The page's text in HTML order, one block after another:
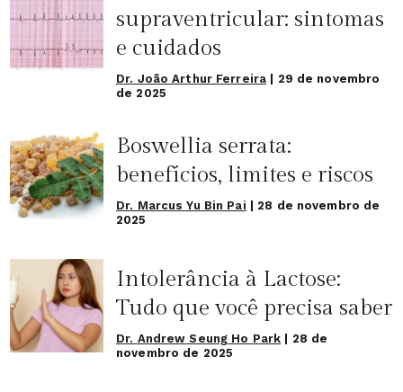
supraventricular: sintomas
e cuidados
Dr. João Arthur Ferreira
29 de novembro
de 2025
Boswellia serrata:
benefícios, limites e riscos
Dr. Marcus Yu Bin Pai
28 de novembro de
2025
Intolerância à Lactose:
Tudo que você precisa saber
Dr. Andrew Seung Ho Park
28 de
novembro de 2025